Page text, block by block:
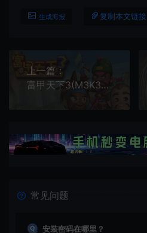
生成海报 复制本文链接
上一篇：
富甲天下3(M3K3)繁中|PC|SLG|休闲策略大富翁游戏
常见问题
安装密码在哪里？